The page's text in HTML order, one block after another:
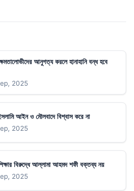
আনুগত্য করলে হানাহানি বন্ধ হবে
2025
আইন ও মৌলবাদে বিশ্বাস করে না
2025
বিরুদ্ধে আল্লামা আহমদ শফী বক্তব্য নয়
2025